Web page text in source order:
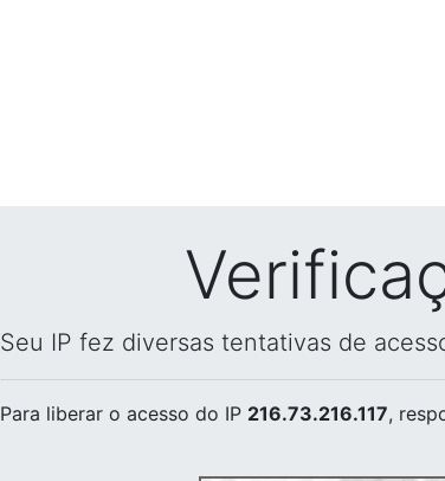
Seu IP fez diversas tentativas de
Para liberar o acesso do IP 216.73.216.117,